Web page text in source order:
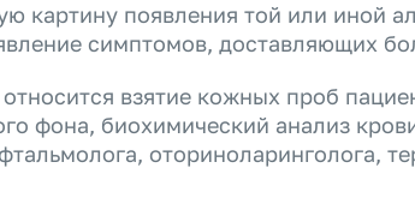
картину появления той или иной
симптомов, доставляющих
взятие кожных проб
фона, биохимический анализ
оториноларинголога,